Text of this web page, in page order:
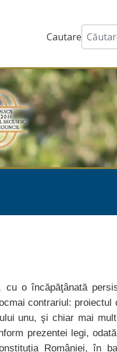
Cautare
o încăpăţânată
contrariul: proiectul
unu, şi chiar mai
prezentei legi,
României, în